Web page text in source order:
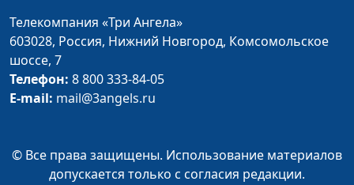
Боге
Торской,
священнослужитель
Что помогло мне
стать увереннее в
Анна Богатская, Дарья
Бог - приоритет в
моей жизни
Анна Богатская, Тамара
Дмитриевна Кульпина
#57
Телекомпания «Три Ангела»
603028, Россия, Нижний Новгород, Комсомольское
шоссе, 7
Телефон: 8 800 333-84-05
E-mail: mail@3angels.ru
© Все права защищены. Использование материалов
допускается только с согласия редакции.